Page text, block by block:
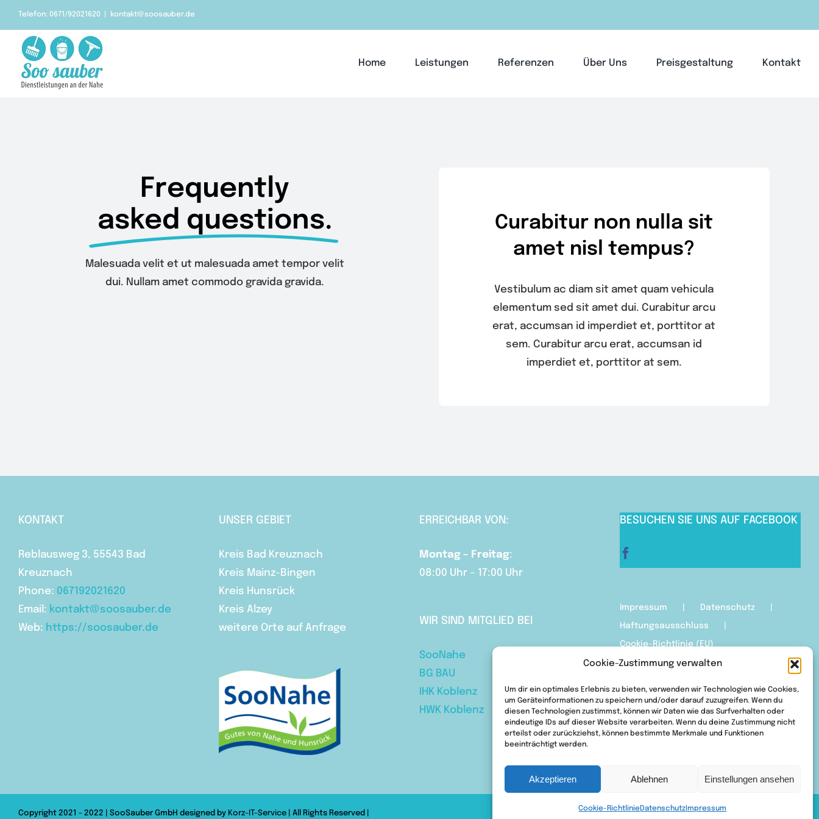
Cookie-Zustimmung verwalten
Um dir ein optimales Erlebnis zu bieten, verwenden wir Technologien wie Cookies,
um Geräteinformationen zu speichern und/oder darauf zuzugreifen. Wenn du
diesen Technologien zustimmst, können wir Daten wie das Surfverhalten oder
eindeutige IDs auf dieser Website verarbeiten. Wenn du deine Zustimmung nicht
erteilst oder zurückziehst, können bestimmte Merkmale und Funktionen
beeinträchtigt werden.
Akzeptieren Ablehnen Einstellungen ansehen
Cookie-RichtlinieDatenschutz Impressum
springen
Telefon: 0671/92021620 kontakt@soosauber.de
Home Leistungen Referenzen Über Uns Preisgestaltung Kontakt
Frequently
asked questions.
Malesuada velit et ut malesuada amet tempor velit
dui. Nullam amet commodo gravida gravida.
Curabitur non nulla sit
amet nisl tempus?
Vestibulum ac diam sit amet quam vehicula
elementum sed sit amet dui. Curabitur arcu
erat, accumsan id imperdiet et, porttitor at
sem. Curabitur arcu erat, accumsan id
imperdiet et, porttitor at sem.
KONTAKT
Reblausweg 3, 55543 Bad
Kreuznach
Phone: 067192021620
Email: kontakt@soosauber.de
Web: https://soosauber.de
UNSER GEBIET
Kreis Bad Kreuznach
Kreis Mainz-Bingen
Kreis Hunsrück
Kreis Alzey
weitere Orte auf Anfrage
ERREICHBAR VON:
Montag – Freitag:
08:00 Uhr – 17:00 Uhr
WIR SIND MITGLIED BEI
SooNahe
BG BAU
IHK Koblenz
HWK Koblenz
BESUCHEN SIE UNS AUF FACEBOOK
Impressum Datenschutz
Haftungsausschluss
Cookie-Richtlinie (EU)
Copyright 2021 - 2022 | SooSauber GmbH designed by Korz-IT-Service | All Rights Reserved |